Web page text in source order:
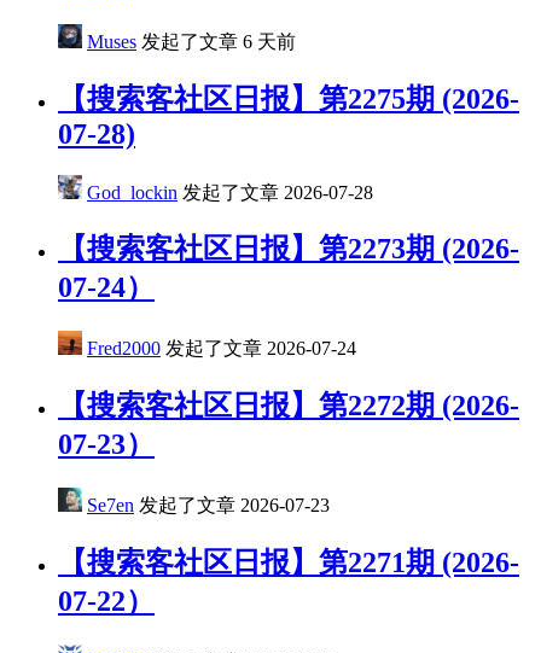
Muses 发起了文章 6 天前
【搜索客社区日报】第2275期 (2026-
07-28)
God_lockin 发起了文章 2026-07-28
【搜索客社区日报】第2273期 (2026-
07-24）
Fred2000 发起了文章 2026-07-24
【搜索客社区日报】第2272期 (2026-
07-23）
Se7en 发起了文章 2026-07-23
​【搜索客社区日报】第2271期 (2026-
07-22）